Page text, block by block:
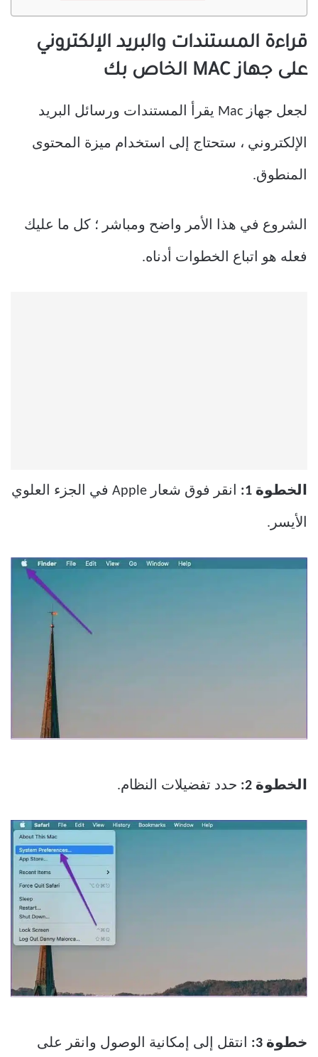
قراءة المستندات والبريد الإلكتروني
على جهاز MAC الخاص بك
لجعل جهاز Mac يقرأ المستندات ورسائل البريد
الإلكتروني ، ستحتاج إلى استخدام ميزة المحتوى
المنطوق.
الشروع في هذا الأمر واضح ومباشر ؛ كل ما عليك
فعله هو اتباع الخطوات أدناه.
الخطوة 1: انقر فوق شعار Apple في الجزء العلوي
الأيسر.
الخطوة 2: حدد تفضيلات النظام.
خطوة 3: انتقل إلى إمكانية الوصول وانقر على